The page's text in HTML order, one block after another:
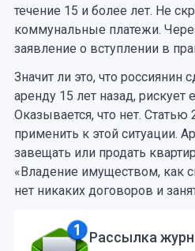
течение 15 и более лет. Не
коммунальные платежи.
заявление о вступлении в
Значит ли это, что россиянин
аренду 15 лет назад, рискует
Оказывается, что нет.
применить к этой ситуации.
завещать или продать
«Владение имуществом, как
нет никаких договоров и
Рассылка